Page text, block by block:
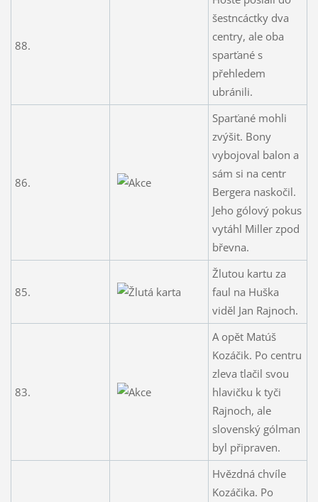
88.
šestncáctky dva
centry, ale oba
sparťané s
přehledem
ubránili.
86.
Sparťané mohli
zvýšit. Bony
vybojoval balon a
sám si na centr
Bergera naskočil.
Jeho gólový pokus
vytáhl Miller zpod
břevna.
85.
Žlutou kartu za
faul na Huška
viděl Jan Rajnoch.
83.
A opět Matúš
Kozáčik. Po centru
zleva tlačil svou
hlavičku k tyči
Rajnoch, ale
slovenský gólman
byl připraven.
Hvězdná chvíle
Kozáčika. Po